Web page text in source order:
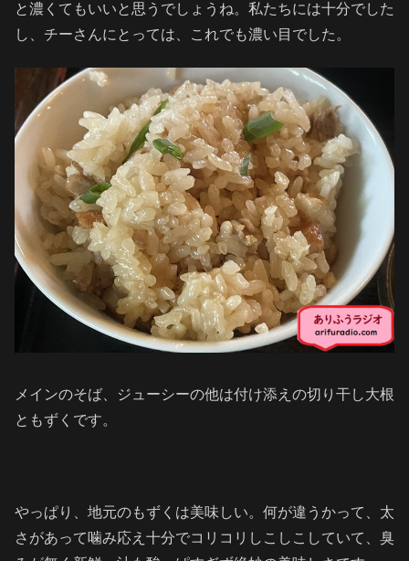
と濃くてもいいと思うでしょうね。私たちには十分でした
し、チーさんにとっては、これでも濃い目でした。
メインのそば、ジューシーの他は付け添えの切り干し大根
ともずくです。
やっぱり、地元のもずくは美味しい。何が違うかって、太
さがあって噛み応え十分でコリコリしこしこしていて、臭